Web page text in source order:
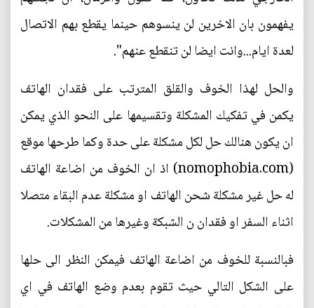
يفهمون بان الاخرين لن ينسوهم حينما يقطع بهم الاتصال
لعدة ايام...وانت ايضا لن تنقطع عنهم".
والحل لهذا الخوف والقلق المترتب على فقدان الهاتف
يكمن في تفكيك المشكلة وتقسيمها على النحو الذي يمكن
ان يكون هنالك حل لكل مشكلة على حدة وكما طرحها موقع
(nomophobia.com) اذ ان الخوف من اضاعة الهاتف
له حل غير مشكلة شحن الهاتف او مشكلة عدم البقاء متصلا
اثناء السفر او فقدان ن الشبكة وغيرها من المشكلات.
فبالنسبة للخوف من اضاعة الهاتف فيمكن النظر الى حلها
على الشكل التالي حيث تقوم بعدم وضع الهاتف في اي